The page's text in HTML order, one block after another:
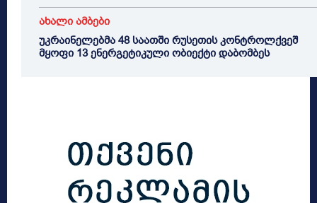
ახალი ამბები
უკრაინელებმა 48 საათში რუსეთის კონტროლქვეშ
მყოფი 13 ენერგეტიკული ობიექტი დაბომბეს